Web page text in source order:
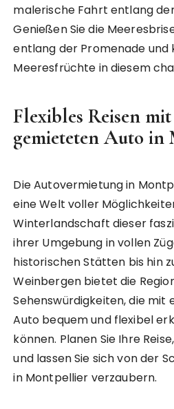
malerische Fahrt entlang
Genießen Sie die
entlang der Promenade und
Meeresfrüchte in diesem
Flexibles Reisen
gemieteten Auto
Die Autovermietung in
eine Welt voller
Winterlandschaft dieser
ihrer Umgebung in vollen
historischen Stätten bis hin
Weinbergen bietet die
Sehenswürdigkeiten, die mit
Auto bequem und flexibel
können. Planen Sie Ihre
und lassen Sie sich von der
in Montpellier verzaubern.